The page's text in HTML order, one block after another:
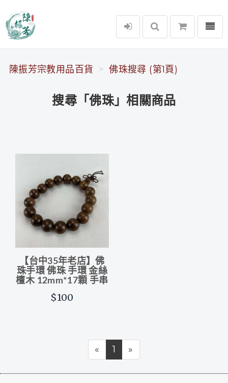
陳振芳宗教用品百貨
選單
陳振芳宗教用品百貨 佛珠搜尋 (第1頁)
搜尋「佛珠」相關商品
【台中35年老店】佛
珠手環 佛珠 手環 金絲
檀木 12mm*17顆 手串
$100
« 1 »